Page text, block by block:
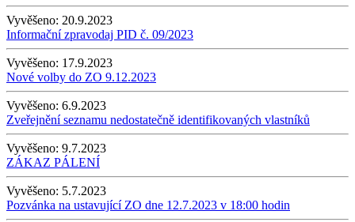
Vyvěšeno: 20.9.2023
Informační zpravodaj PID č. 09/2023
Vyvěšeno: 17.9.2023
Nové volby do ZO 9.12.2023
Vyvěšeno: 6.9.2023
Zveřejnění seznamu nedostatečně identifikovaných vlastníků
Vyvěšeno: 9.7.2023
ZÁKAZ PÁLENÍ
Vyvěšeno: 5.7.2023
Pozvánka na ustavující ZO dne 12.7.2023 v 18:00 hodin